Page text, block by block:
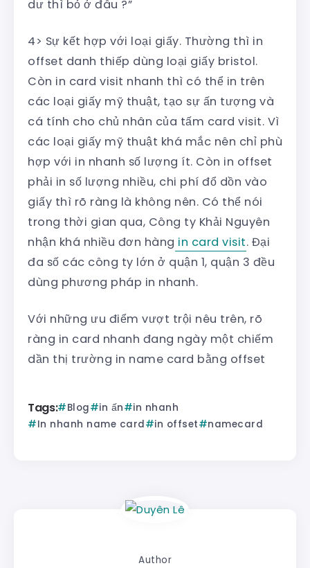
dư thì bỏ ở đâu ?”
4> Sự kết hợp với loại giấy. Thường thì in
offset danh thiếp dùng loại giấy bristol.
Còn in card visit nhanh thì có thể in trên
các loại giấy mỹ thuật, tạo sự ấn tượng và
cá tính cho chủ nhân của tấm card visit. Vì
các loại giấy mỹ thuật khá mắc nên chỉ phù
hợp với in nhanh số lượng ít. Còn in offset
phải in số lượng nhiều, chi phí đổ dồn vào
giấy thì rõ ràng là không nên. Có thể nói
trong thời gian qua, Công ty Khải Nguyên
nhận khá nhiều đơn hàng in card visit. Đại
đa số các công ty lớn ở quận 1, quận 3 đều
dùng phương pháp in nhanh.
Với những ưu điểm vượt trội nêu trên, rõ
ràng in card nhanh đang ngày một chiếm
dần thị trường in name card bằng offset
Tags: Blog in ấn
in nhanh
In nhanh name card
in offset namecard
Author